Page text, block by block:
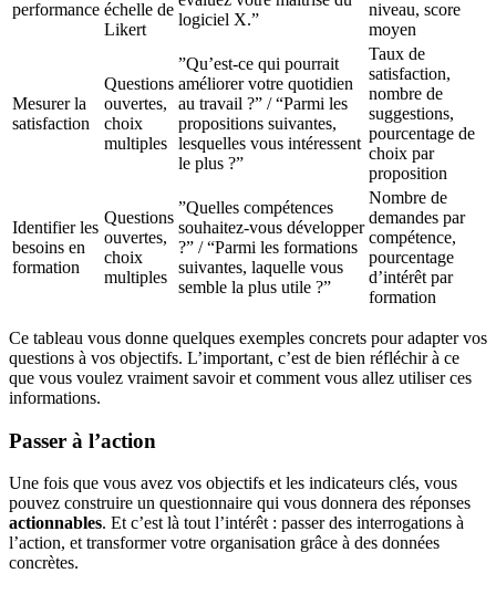
performance échelle de
Likert
logiciel X.”
niveau, score
moyen
Mesurer la
satisfaction
Questions
ouvertes,
choix
multiples
”Qu’est-ce qui pourrait
améliorer votre quotidien
au travail ?” / “Parmi les
propositions suivantes,
lesquelles vous intéressent
le plus ?”
Taux de
satisfaction,
nombre de
suggestions,
pourcentage de
choix par
proposition
Identifier les
besoins en
formation
Questions
ouvertes,
choix
multiples
”Quelles compétences
souhaitez-vous développer
?” / “Parmi les formations
suivantes, laquelle vous
semble la plus utile ?”
Nombre de
demandes par
compétence,
pourcentage
d’intérêt par
formation
Ce tableau vous donne quelques exemples concrets pour adapter vos
questions à vos objectifs. L’important, c’est de bien réfléchir à ce
que vous voulez vraiment savoir et comment vous allez utiliser ces
informations.
Passer à l’action
Une fois que vous avez vos objectifs et les indicateurs clés, vous
pouvez construire un questionnaire qui vous donnera des réponses
actionnables. Et c’est là tout l’intérêt : passer des interrogations à
l’action, et transformer votre organisation grâce à des données
concrètes.